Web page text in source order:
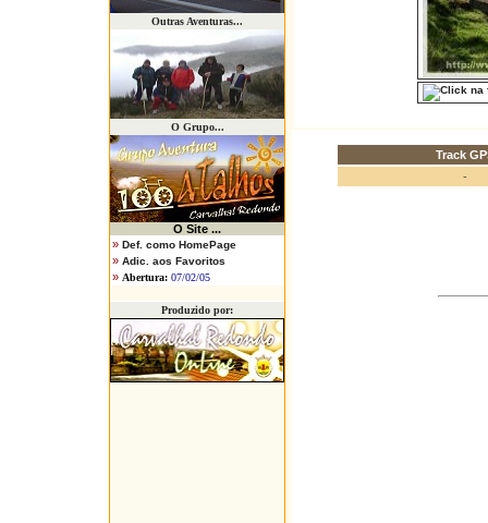
Outras Aventuras...
O Grupo...
O Site ...
» Def. como HomePage
» Adic. aos Favoritos
» Abertura: 07/02/05
Produzido por:
Track
-